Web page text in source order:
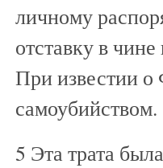
личному
отставку в
При известии
самоубийством.
5 Эта трата